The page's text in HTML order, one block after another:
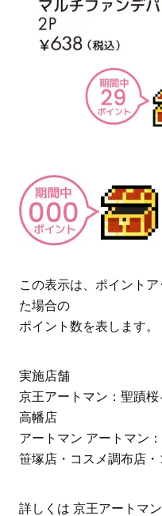
この表示は、ポイント
た場合の
ポイント数を表します。
実施店舗
京王アートマン：聖蹟
高幡店
アートマン アートマン
笹塚店・コスメ調布店
詳しくは 京王アートマ